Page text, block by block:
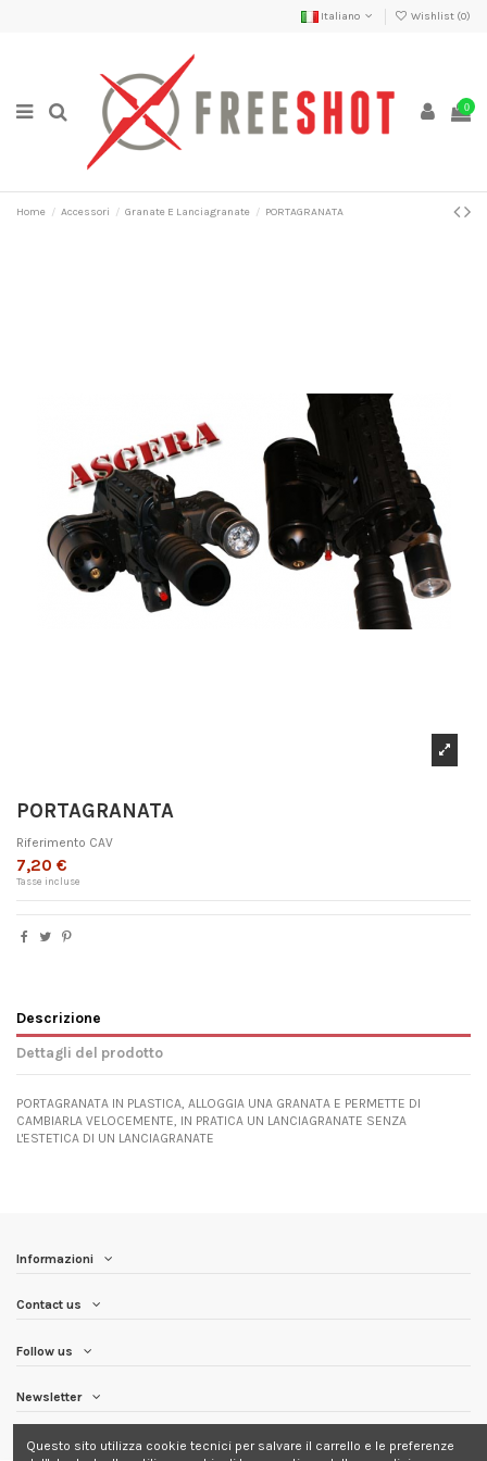
Italiano Wishlist (0)
0
Home Accessori Granate E Lanciagranate PORTAGRANATA
PORTAGRANATA
Riferimento CAV
7,20 €
Tasse incluse
Descrizione
Dettagli del prodotto
PORTAGRANATA IN PLASTICA, ALLOGGIA UNA GRANATA E PERMETTE DI
CAMBIARLA VELOCEMENTE, IN PRATICA UN LANCIAGRANATE SENZA
L'ESTETICA DI UN LANCIAGRANATE
Informazioni
Contact us
Follow us
Newsletter
Questo sito utilizza cookie tecnici per salvare il carrello e le preferenze